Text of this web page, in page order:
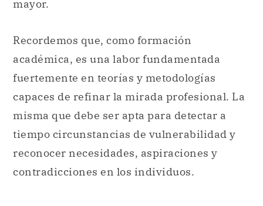
mayor.
Recordemos que, como formación
académica, es una labor fundamentada
fuertemente en teorías y metodologías
capaces de refinar la mirada profesional. La
misma que debe ser apta para detectar a
tiempo circunstancias de vulnerabilidad y
reconocer necesidades, aspiraciones y
contradicciones en los individuos.